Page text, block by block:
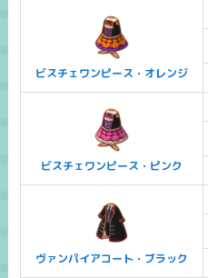
ビスチェワンピース・オレンジ
ビスチェワンピース・ピンク
ヴァンパイアコート・ブラック